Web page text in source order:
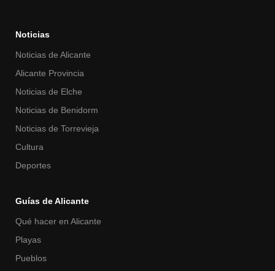
Noticias
Noticias de Alicante
Alicante Provincia
Noticias de Elche
Noticias de Benidorm
Noticias de Torrevieja
Cultura
Deportes
Guías de Alicante
Qué hacer en Alicante
Playas
Pueblos